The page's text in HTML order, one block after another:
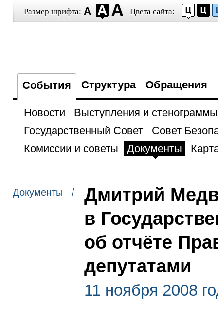
Размер шрифта: Цвета сайта:
События Структура Обращения
Новости
Выступления и стенограммы
Государственный Совет
Совет
Комиссии и советы
Документы
Документы /
Дмитрий
в
об отчёте
депутатами
11 ноября 2008